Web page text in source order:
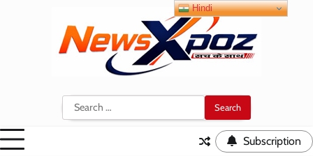
Search
for:
Subscription
Hindi